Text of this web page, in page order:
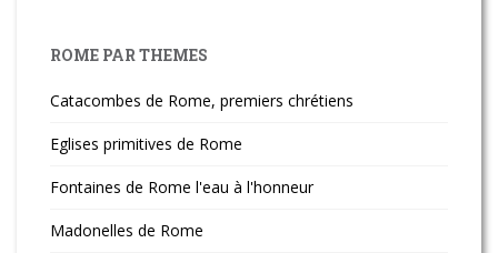
ROME PAR THEMES
Catacombes de Rome, premiers chrétiens
Eglises primitives de Rome
Fontaines de Rome l'eau à l'honneur
Madonelles de Rome